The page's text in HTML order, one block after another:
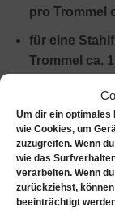
Um dir ein optimales
wie Cookies, um
zuzugreifen. Wenn
wie das
verarbeiten. Wenn
zurückziehst,
beeinträchtigt
pro Trommel
für eine
Trommel ca.
Technische
Leistung